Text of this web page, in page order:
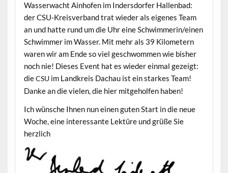
Wasserwacht Ain­hofen im Inder­s­dor­fer Hal­len­bad:
der CSU-Kreisver­band trat wieder als eigenes Team
an und hat­te rund um die Uhr eine Schwimmerin/einen
Schwim­mer im Wass­er. Mit mehr als 39 Kilo­me­tern
waren wir am Ende so viel geschwom­men wie bish­er
noch nie! Dieses Event hat es wieder ein­mal gezeigt:
dieCSUim Land­kreis Dachau ist ein starkes Team!
Danke an die vie­len, die hier mit­ge­holfen haben!
Ich wün­sche Ihnen nun einen guten Start in die neue
Woche, eine inter­es­sante Lek­türe und grüße Sie
herzlich